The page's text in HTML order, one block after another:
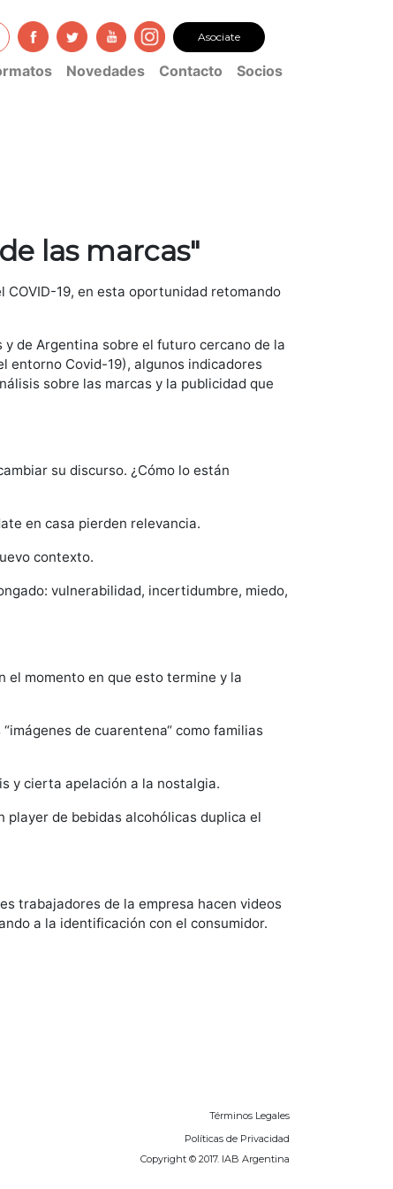
Asociate
Novedades Contacto Socios
las marcas"
COVID-19, en esta oportunidad retomando
de Argentina sobre el futuro cercano de la
entorno Covid-19), algunos indicadores
sobre las marcas y la publicidad que
su discurso. ¿Cómo lo están
en casa pierden relevancia.
contexto.
vulnerabilidad, incertidumbre, miedo,
el momento en que esto termine y la
de cuarentena“ como familias
y cierta apelación a la nostalgia.
de bebidas alcohólicas duplica el
trabajadores de la empresa hacen videos
a la identificación con el consumidor.
Términos Legales
Políticas de Privacidad
Copyright © 2017. IAB Argentina